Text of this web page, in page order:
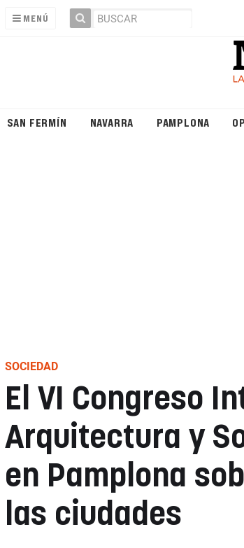
MENÚ
SAN FERMÍN NAVARRA PAMPLONA
SOCIEDAD
El VI Congreso
Arquitectura y
en Pamplona
las ciudades